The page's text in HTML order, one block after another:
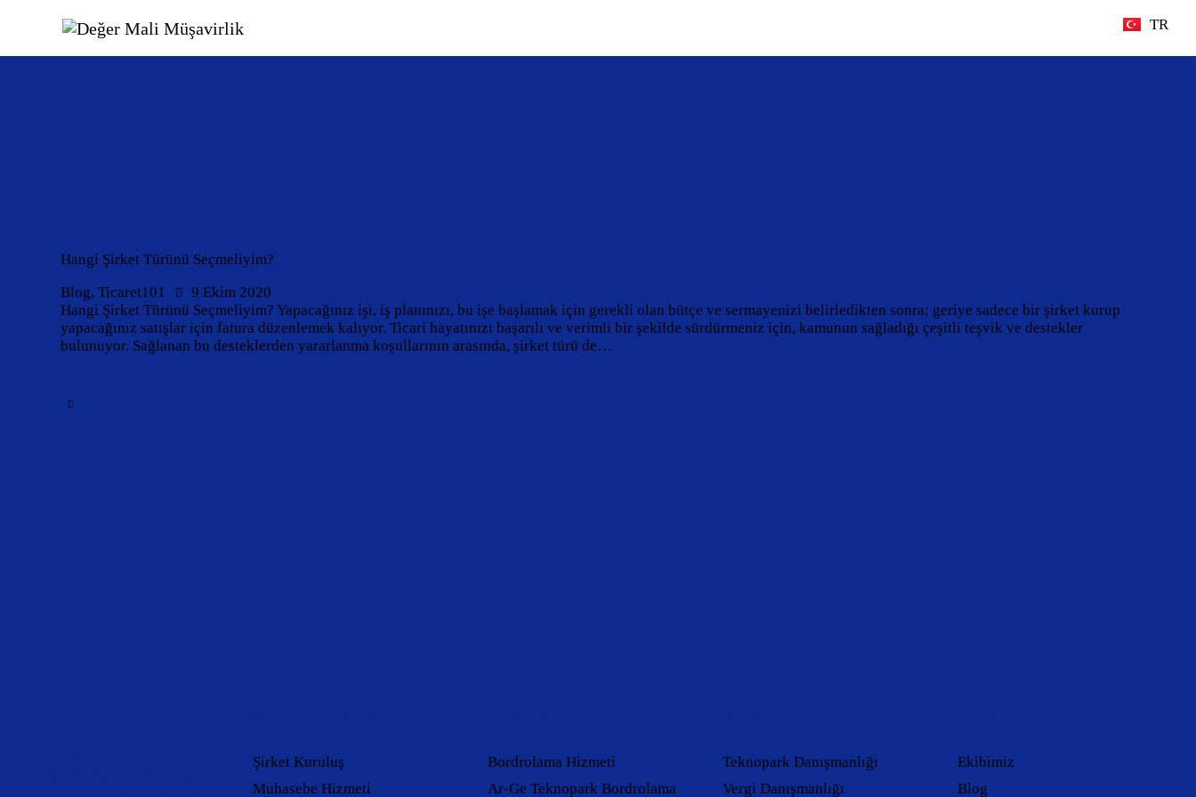
TR
Hangi Şirket Türünü Seçmeliyim?
Blog, Ticaret101
9 Ekim 2020
Hangi Şirket Türünü Seçmeliyim? Yapacağınız işi, iş planınızı, bu işe başlamak için gerekli olan bütçe ve sermayenizi belirledikten sonra; geriye sadece bir şirket kurup
yapacağınız satışlar için fatura düzenlemek kalıyor. Ticari hayatınızı başarılı ve verimli bir şekilde sürdürmeniz için, kamunun sağladığı çeşitli teşvik ve destekler
bulunuyor. Sağlanan bu desteklerden yararlanma koşullarının arasında, şirket türü de…
Şirket Kuruluş
Muhasebe Hizmeti
Bordrolama Hizmeti
Ar-Ge Teknopark Bordrolama
Teknopark Danışmanlığı
Vergi Danışmanlığı
Ekibimiz
Blog